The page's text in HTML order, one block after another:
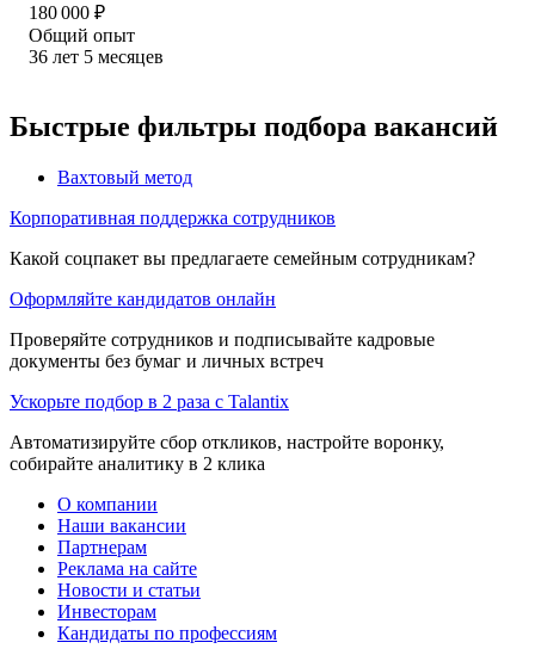
180 000 ₽
Общий опыт
36 лет 5 месяцев
Быстрые фильтры подбора вакансий
Вахтовый метод
Корпоративная поддержка сотрудников
Какой соцпакет вы предлагаете семейным сотрудникам?
Оформляйте кандидатов онлайн
Проверяйте сотрудников и подписывайте кадровые
документы без бумаг и личных встреч
Ускорьте подбор в 2 раза с Talantix
Автоматизируйте сбор откликов, настройте воронку,
собирайте аналитику в 2 клика
О компании
Наши вакансии
Партнерам
Реклама на сайте
Новости и статьи
Инвесторам
Кандидаты по профессиям